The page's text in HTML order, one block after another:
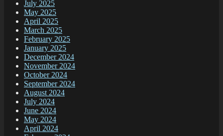
July 2025
May 2025
April 2025
March 2025
February 2025
January 2025
December 2024
November 2024
October 2024
September 2024
August 2024
July 2024
June 2024
May 2024
April 2024